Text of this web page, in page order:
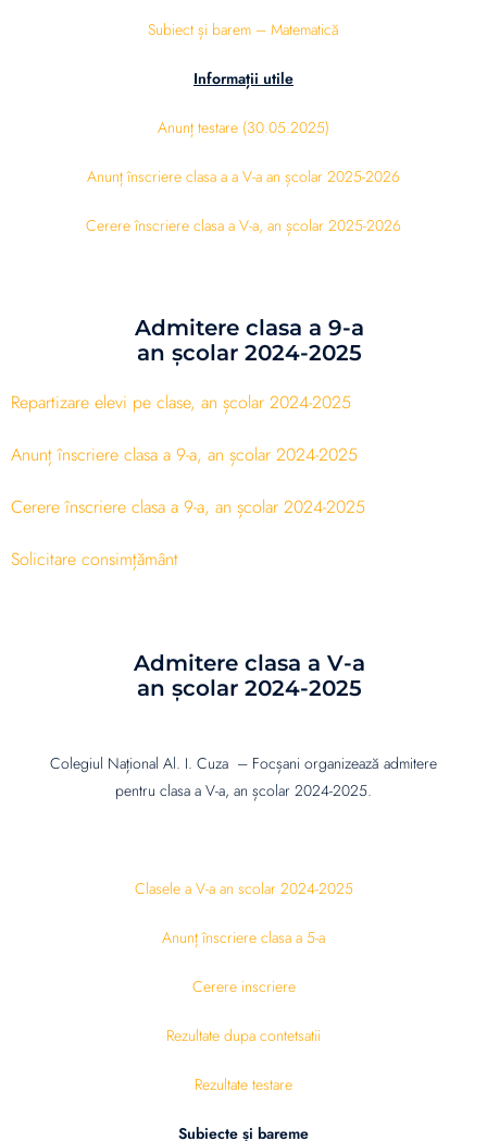
Subiect și barem – Matematică
Informații utile
Anunț testare (30.05.2025)
Anunț înscriere clasa a a V-a an școlar 2025-2026
Cerere înscriere clasa a V-a, an școlar 2025-2026
Admitere clasa a 9-a
an școlar 2024-2025
Repartizare elevi pe clase, an școlar 2024-2025
Anunț înscriere clasa a 9-a, an școlar 2024-2025
Cerere înscriere clasa a 9-a, an școlar 2024-2025
Solicitare consimțământ
Admitere clasa a V-a
an școlar 2024-2025
Colegiul Național Al. I. Cuza – Focșani organizează admitere
pentru clasa a V-a, an școlar 2024-2025.
Clasele a V-a an scolar 2024-2025
Anunț înscriere clasa a 5-a
Cerere inscriere
Rezultate dupa contetsatii
Rezultate testare
Subiecte și bareme